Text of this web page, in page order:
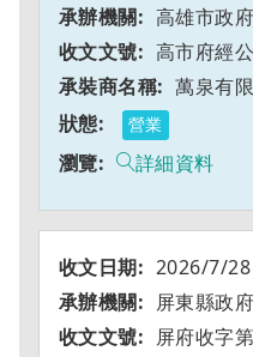
高雄市政府
高市府經
萬泉有
營業
詳細資料
2026/7/28
屏東縣政府
屏府收字